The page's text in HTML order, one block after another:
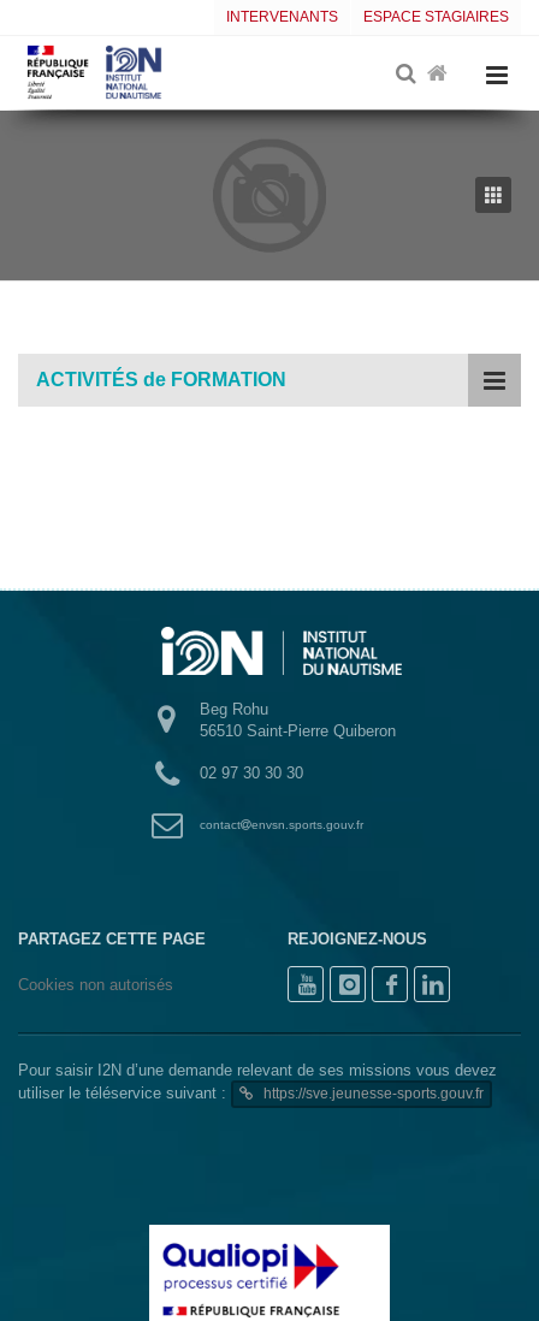
INTERVENANTS ESPACE STAGIAIRES
ACTIVITÉS de FORMATION
Beg Rohu
56510 Saint-Pierre Quiberon
02 97 30 30 30
contact envsn.sports.gouv.fr
PARTAGEZ CETTE PAGE
Cookies non autorisés
REJOIGNEZ-NOUS
Pour saisir I2N d’une demande relevant de ses missions vous devez
utiliser le téléservice suivant :
https://sve.jeunesse-sports.gouv.fr